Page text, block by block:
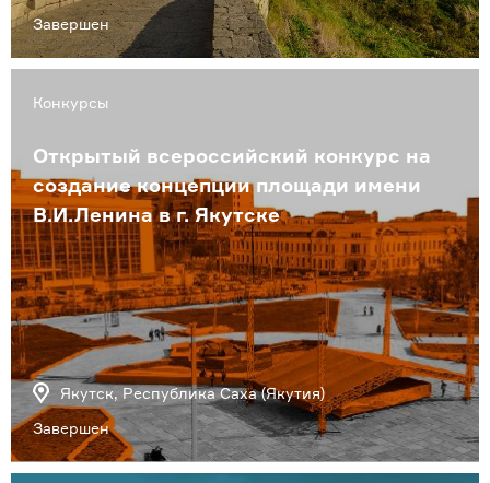
Завершен
Конкурсы
Открытый всероссийский конкурс на
создание концепции площади имени
В.И.Ленина в г. Якутске
Якутск, Республика Саха (Якутия)
Завершен